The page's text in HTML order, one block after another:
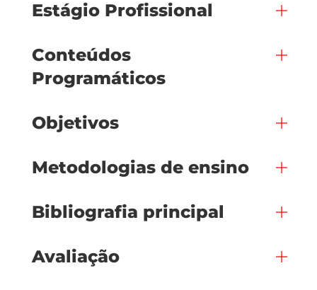
Estágio Profissional
Conteúdos
Programáticos
Objetivos
Metodologias de ensino
Bibliografia principal
Avaliação